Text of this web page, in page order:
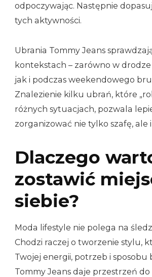
odpoczywając. Następnie
tych aktywności.
Ubrania Tommy Jeans
kontekstach – zarówno w drodze
jak i podczas weekendowego
Znalezienie kilku ubrań, które
różnych sytuacjach, pozwala
zorganizować nie tylko szafę, ale
Dlaczego
zostawić
siebie?
Moda lifestyle nie polega na
Chodzi raczej o tworzenie stylu,
Twojej energii, potrzeb i sposobu
Tommy Jeans daje przestrzeń do